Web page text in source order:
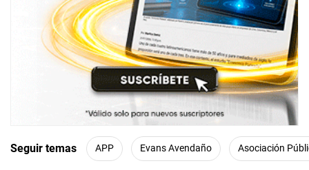
Seguir temas APP Evans Avendaño Asociación